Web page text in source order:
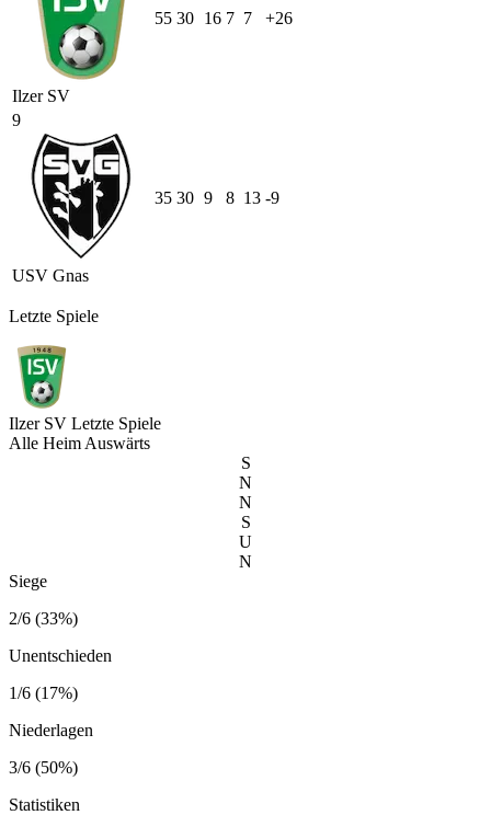
Ilzer SV
55 30 16 7 7 +26
9
USV Gnas
35 30 9 8 13 -9
Letzte Spiele
Ilzer SV Letzte Spiele
Alle Heim Auswärts
S
N
N
S
U
N
Siege
2/6 (33%)
Unentschieden
1/6 (17%)
Niederlagen
3/6 (50%)
Statistiken